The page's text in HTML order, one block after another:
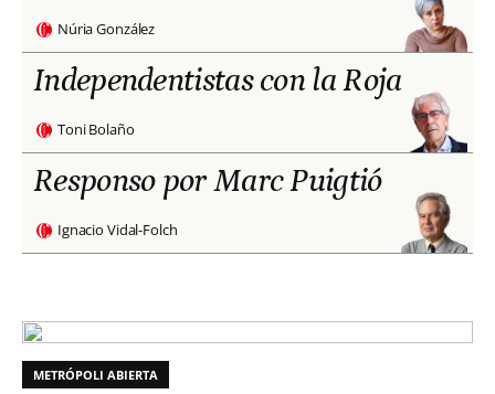
Núria González
Independentistas con la Roja
Toni Bolaño
Responso por Marc Puigtió
Ignacio Vidal-Folch
METRÓPOLI ABIERTA